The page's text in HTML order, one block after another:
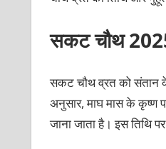
सकट चौथ 2025
सकट चौथ व्रत को संतान के
अनुसार, माघ मास के कृष्ण
जाना जाता है। इस तिथि